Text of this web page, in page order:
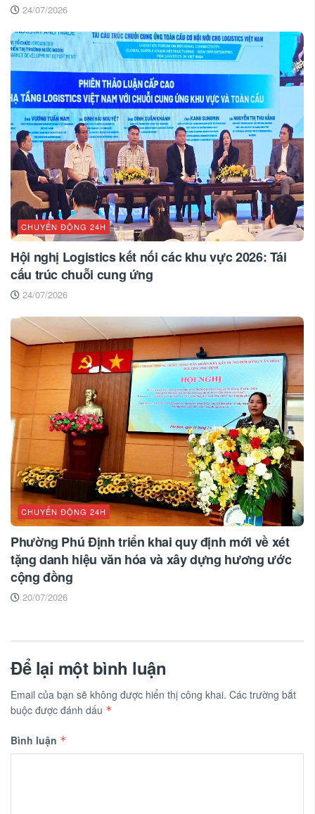
24/07/2026
CHUYỂN ĐỘNG 24H
Hội nghị Logistics kết nối các khu vực 2026: Tái
cấu trúc chuỗi cung ứng
24/07/2026
CHUYỂN ĐỘNG 24H
Phường Phú Định triển khai quy định mới về xét
tặng danh hiệu văn hóa và xây dựng hương ước
cộng đồng
20/07/2026
Để lại một bình luận
Email của bạn sẽ không được hiển thị công khai. Các trường bắt
buộc được đánh dấu *
Bình luận *